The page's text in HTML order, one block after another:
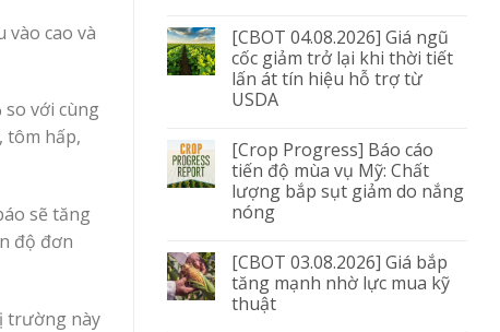
vào cao và
với cùng
tôm hấp,
sẽ tăng
độ đơn
trường này
[CBOT 04.08.2026] Giá ngũ
cốc giảm trở lại khi thời tiết
lấn át tín hiệu hỗ trợ từ
USDA
[Crop Progress] Báo cáo
tiến độ mùa vụ Mỹ: Chất
lượng bắp sụt giảm do nắng
nóng
[CBOT 03.08.2026] Giá bắp
tăng mạnh nhờ lực mua kỹ
thuật